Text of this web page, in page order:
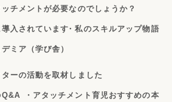
チメントが必要なのでしょうか？
入されています・私のスキルアップ物語
ミア（学び舎）
ーの活動を取材しました
Q&A ・アタッチメント育児おすすめの本